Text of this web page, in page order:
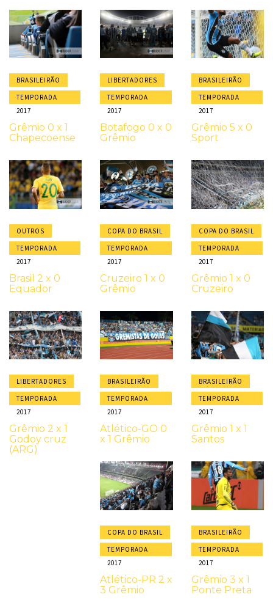
BRASILEIRÃO
TEMPORADA
2017
Grêmio 0 x 1
Chapecoense
LIBERTADORES
TEMPORADA
2017
Botafogo 0 x 0
Grêmio
BRASILEIRÃO
TEMPORADA
2017
Grêmio 5 x 0
Sport
OUTROS
TEMPORADA
2017
Brasil 2 x 0
Equador
COPA DO BRASIL
TEMPORADA
2017
Cruzeiro 1 x 0
Grêmio
COPA DO BRASIL
TEMPORADA
2017
Grêmio 1 x 0
Cruzeiro
LIBERTADORES
TEMPORADA
2017
Grêmio 2 x 1
Godoy cruz
(ARG)
BRASILEIRÃO
TEMPORADA
2017
Atlético-GO 0
x 1 Grêmio
BRASILEIRÃO
TEMPORADA
2017
Grêmio 1 x 1
Santos
COPA DO BRASIL
TEMPORADA
2017
Atlético-PR 2 x
3 Grêmio
BRASILEIRÃO
TEMPORADA
2017
Grêmio 3 x 1
Ponte Preta